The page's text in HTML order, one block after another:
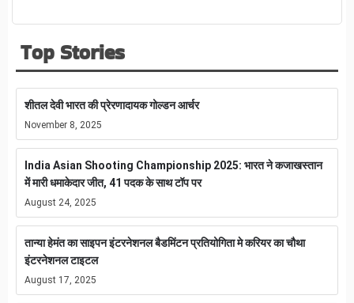
Top Stories
शीतल देवी भारत की प्रेरणादायक गोल्डन आर्चर
November 8, 2025
India Asian Shooting Championship 2025: भारत ने कजाखस्तान
में मारी धमाकेदार जीत, 41 पदक के साथ टॉप पर
August 24, 2025
तान्या हेमंत का साइपन इंटरनेशनल बैडमिंटन प्रतियोगिता मे करियर का चौथा
इंटरनेशनल टाइटल
August 17, 2025